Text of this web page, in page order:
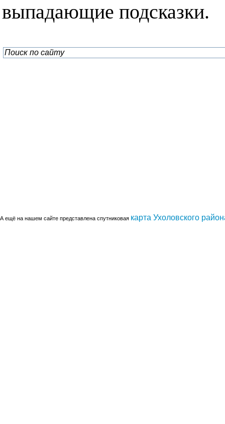
выпадающие подсказки.
А ещё на нашем сайте представлена спутниковая карта Ухоловского